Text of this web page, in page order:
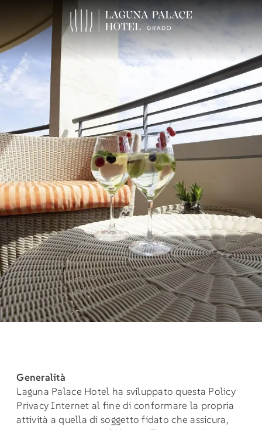
Generalità
Laguna Palace Hotel ha sviluppato questa Policy
Privacy Internet al fine di conformare la propria
attività a quella di soggetto fidato che assicura,